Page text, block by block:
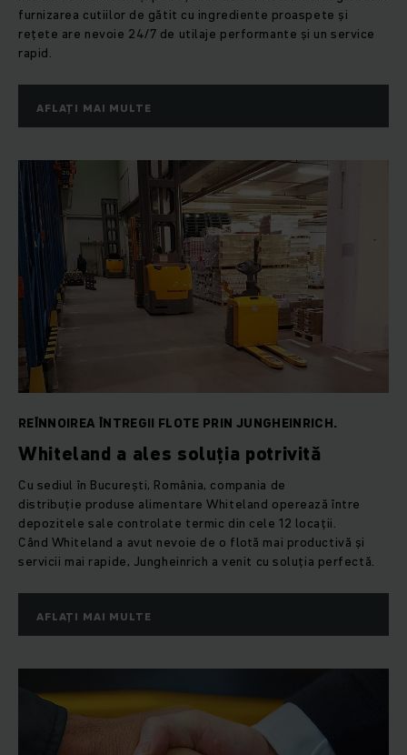
furnizarea cutiilor de gătit cu ingrediente proaspete și
rețete are nevoie 24/7 de utilaje performante și un service
rapid.
AFLAȚI MAI MULTE
REÎNNOIREA ÎNTREGII FLOTE PRIN JUNGHEINRICH.
Whiteland a ales soluția potrivită
Cu sediul în București, România, compania de
distribuție produse alimentare Whiteland operează între
depozitele sale controlate termic din cele 12 locații.
Când Whiteland a avut nevoie de o flotă mai productivă și
servicii mai rapide, Jungheinrich a venit cu soluția perfectă.
AFLAȚI MAI MULTE